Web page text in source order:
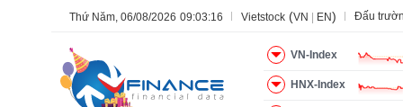
Thứ Năm, 06/08/2026 09:03:17 Vietstock (VN EN) Đấu
VN-Index
HNX-Index